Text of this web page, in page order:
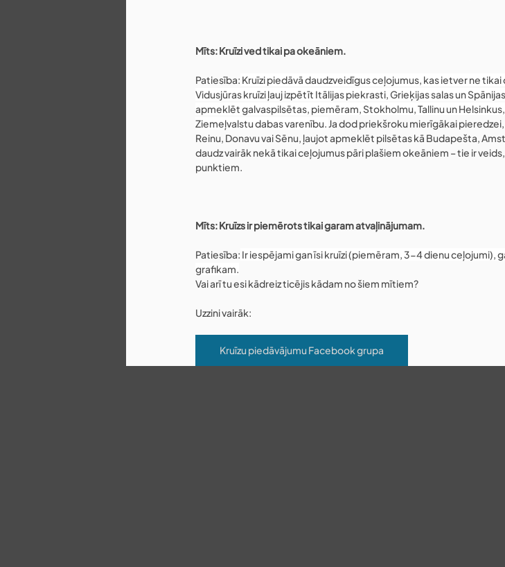
Mīts: Kruīzi ved tikai pa okeāniem.
Patiesība: Kruīzi piedāvā daudzveidīgus ceļojumus, kas ietver ne
Vidusjūras kruīzi ļauj izpētīt Itālijas piekrasti, Grieķijas salas un
apmeklēt galvaspilsētas, piemēram, Stokholmu, Tallinu un
Ziemeļvalstu dabas varenību. Ja dod priekšroku mierīgākai
Reinu, Donavu vai Sēnu, ļaujot apmeklēt pilsētas kā Budapešta,
daudz vairāk nekā tikai ceļojumus pāri plašiem okeāniem – tie ir
punktiem.
Mīts: Kruīzs ir piemērots tikai garam atvaļinājumam.
Patiesība: Ir iespējami gan īsi kruīzi (piemēram, 3-4 dienu ceļojumi),
grafikam.
Vai arī tu esi kādreiz ticējis kādam no šiem mītiem?
Uzzini vairāk:
Kruīzu piedāvājumu Facebook grupa